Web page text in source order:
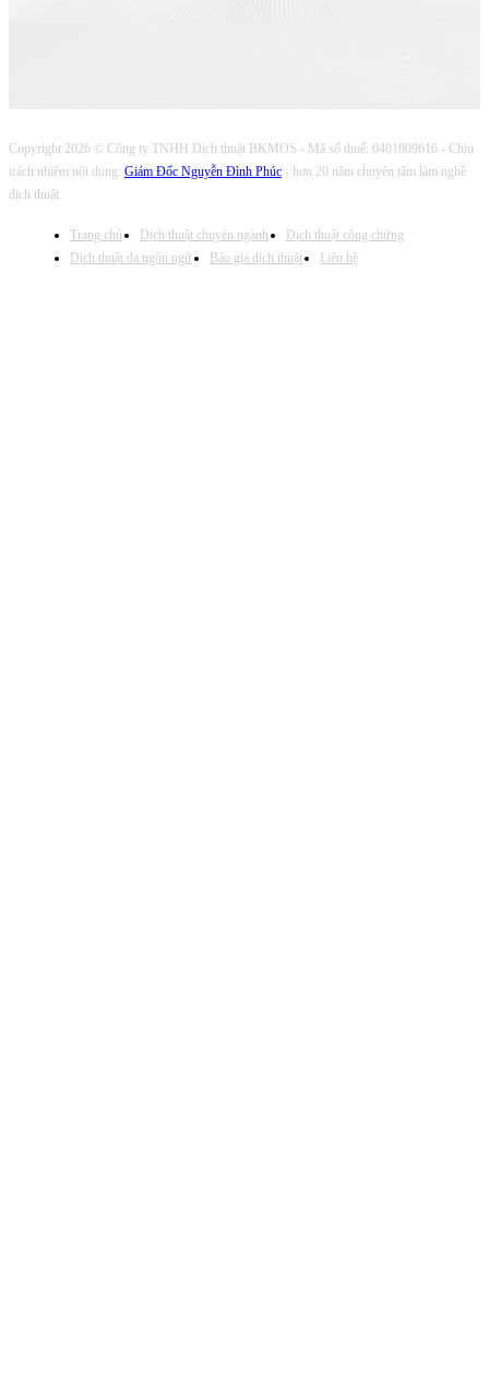
Copyright 2026 © Công ty TNHH Dịch thuật BKMOS - Mã số thuế: 0401809616 - Chịu
trách nhiệm nội dung: Giám Đốc Nguyễn Đình Phúc - hơn 20 năm chuyên tâm làm nghề
dịch thuật
Trang chủ Dịch thuật chuyên ngành
Dịch thuật công chứng
Dịch thuật đa ngôn ngữ
Báo giá dịch thuật Liên hệ